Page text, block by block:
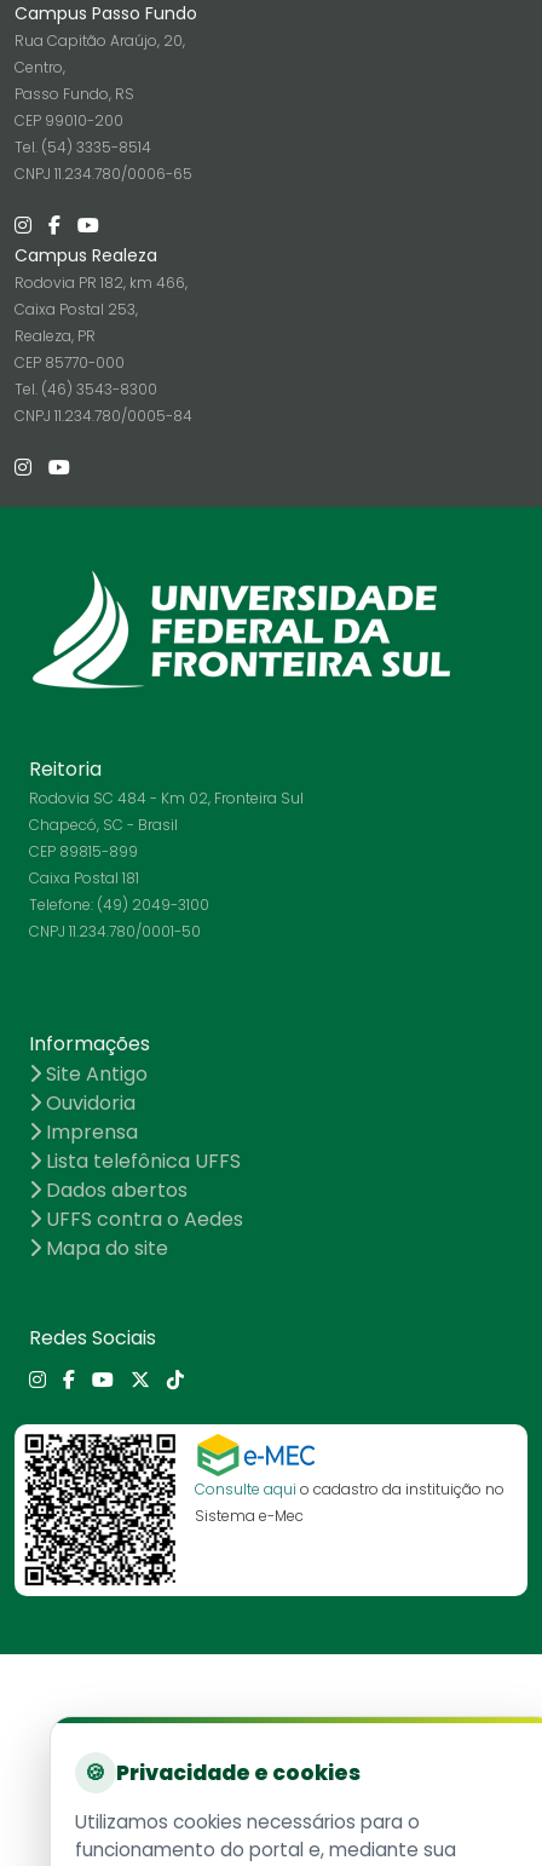
Campus Passo Fundo
Rua Capitão Araújo, 20,
Centro,
Passo Fundo, RS
CEP 99010-200
Tel. (54) 3335-8514
CNPJ 11.234.780/0006-65
Campus Realeza
Rodovia PR 182, km 466,
Caixa Postal 253,
Realeza, PR
CEP 85770-000
Tel. (46) 3543-8300
CNPJ 11.234.780/0005-84
Reitoria
Rodovia SC 484 - Km 02, Fronteira Sul
Chapecó, SC - Brasil
CEP 89815-899
Caixa Postal 181
Telefone: (49) 2049-3100
CNPJ 11.234.780/0001-50
Informações
Site Antigo
Ouvidoria
Imprensa
Lista telefônica UFFS
Dados abertos
UFFS contra o Aedes
Mapa do site
Redes Sociais
Consulte aqui o cadastro da instituição no
Sistema e-Mec
🍪 Privacidade e cookies
Utilizamos cookies necessários para o
funcionamento do portal e, mediante sua